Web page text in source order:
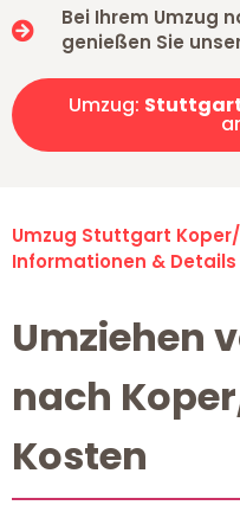
Bei Ihrem Umzug
genießen Sie
Umzug:
Umzug Stuttgart
Informationen & Details
Umziehen
nach
Kosten